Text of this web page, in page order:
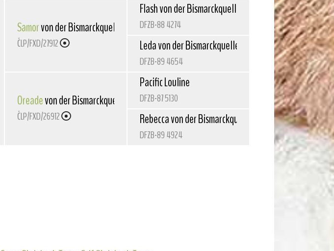
Samorvon der Bismarckquelle
ČLP/FXD/27912
Oreadevon der Bismarckquelle
ČLP/FXD/26912
Flash von der Bismarckquelle
DFZB-88 4274
Leda von der Bismarckquelle
DFZB-89 4654
Pacific Louline
DFZB-87 5130
Rebecca von der Bismarckquelle
DFZB-89 4924